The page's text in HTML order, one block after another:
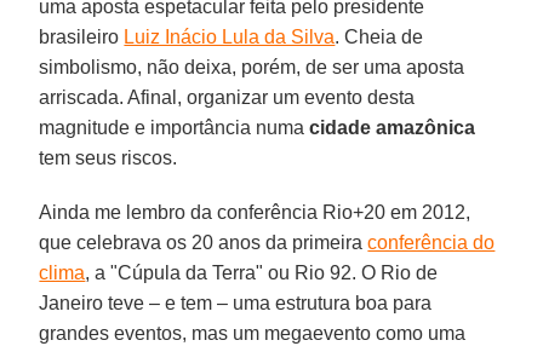
uma aposta espetacular feita pelo presidente
brasileiro Luiz Inácio Lula da Silva. Cheia de
simbolismo, não deixa, porém, de ser uma aposta
arriscada. Afinal, organizar um evento desta
magnitude e importância numacidade amazônica
tem seus riscos.
Ainda me lembro da conferência Rio+20 em 2012,
que celebrava os 20 anos da primeiraconferência do
clima, a "Cúpula da Terra" ou Rio 92. O Rio de
Janeiro teve – e tem – uma estrutura boa para
grandes eventos, mas um megaevento como uma